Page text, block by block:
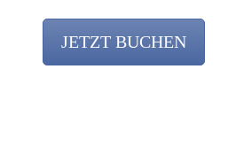
JETZT BUCHEN